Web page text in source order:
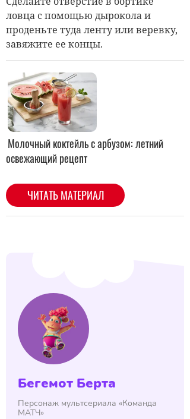
ловца с помощью дырокола и
проденьте туда ленту или веревку,
завяжите ее концы.
Бегемот Берта
Персонаж мультсериала «Команда
МАТЧ»